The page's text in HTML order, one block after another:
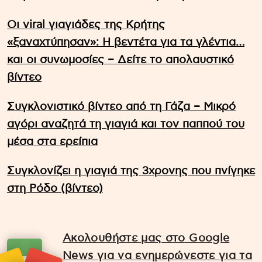
Οι viral γιαγιάδες της Κρήτης
«ξαναχτύπησαν»: Η βεντέτα για τα γλέντια…
και οι συνωμοσίες – Δείτε το απολαυστικό
βίντεο
Συγκλονιστικό βίντεο από τη Γάζα – Μικρό
αγόρι αναζητά τη γιαγιά και τον παππού του
μέσα στα ερείπια
Συγκλονίζει η γιαγιά της 3χρονης που πνίγηκε
στη Ρόδο (βίντεο)
Ακολουθήστε μας στο Google
News για να ενημερώνεστε για τα